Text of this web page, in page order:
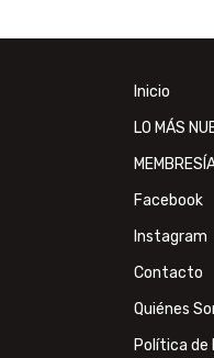
Inicio
LO MÁS
Facebook
Instagram
Contacto
Quiénes
Política de